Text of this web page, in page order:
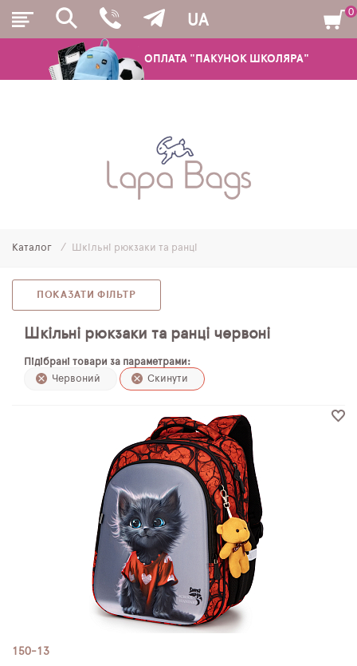
ОПЛАТА "ПАКУНОК ШКОЛЯРА"
UA
ШКІЛЬНІ РЮКЗАКИ ТА РАНЦІ
МОЛОДІЖНІ РЮКЗАКИ
ПЕНАЛИ
МІШКИ ДЛЯ ВЗУТТЯ
ПЛЯШКИ ДЛЯ ВОДИ
SCHOOL STANDARD
0
Каталог Шкільні рюкзаки та ранці
ПОКАЗАТИ ФІЛЬТР
Шкільні рюкзаки та ранці червоні
Підібрані товари за параметрами:
Червоний
Скинути
150-13